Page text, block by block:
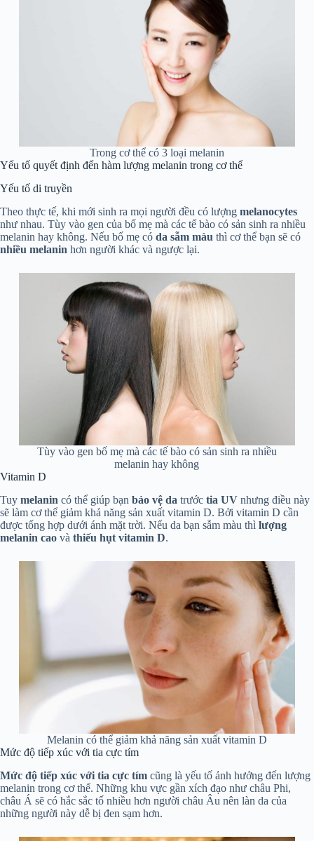
Trong cơ thể có 3 loại melanin
Yếu tố quyết định đến hàm lượng melanin trong cơ thể
Yếu tố di truyền
Theo thực tế, khi mới sinh ra mọi người đều có lượng melanocytes
như nhau. Tùy vào gen của bố mẹ mà các tế bào có sản sinh ra nhiều
melanin hay không. Nếu bố mẹ có da sẫm màu thì cơ thể bạn sẽ có
nhiều melanin hơn người khác và ngược lại.
Tùy vào gen bố mẹ mà các tế bào có sản sinh ra nhiều
melanin hay không
Vitamin D
Tuy melanin có thể giúp bạn bảo vệ da trước tia UV nhưng điều này
sẽ làm cơ thể giảm khả năng sản xuất vitamin D. Bởi vitamin D cần
được tổng hợp dưới ánh mặt trời. Nếu da bạn sẫm màu thì lượng
melanin cao và thiếu hụt vitamin D.
Melanin có thể giảm khả năng sản xuất vitamin D
Mức độ tiếp xúc với tia cực tím
Mức độ tiếp xúc với tia cực tím cũng là yếu tố ảnh hưởng đến lượng
melanin trong cơ thể. Những khu vực gần xích đạo như châu Phi,
châu Á sẽ có hắc sắc tố nhiều hơn người châu Âu nên làn da của
những người này dễ bị đen sạm hơn.